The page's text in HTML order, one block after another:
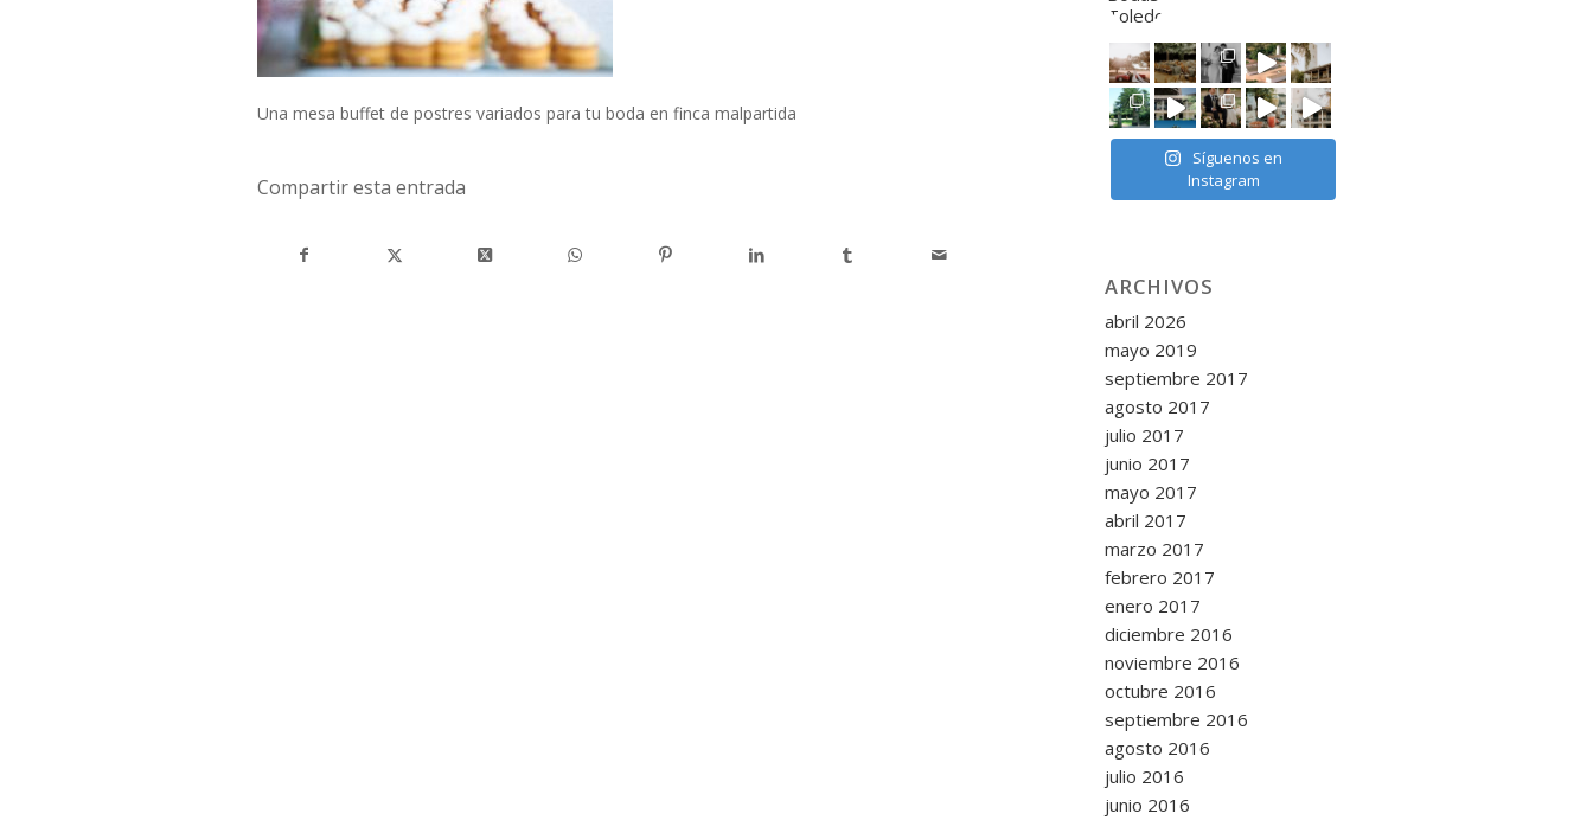
Una mesa buffet de postres variados para tu boda en finca malpartida
Compartir esta entrada
Síguenos en
Instagram
ARCHIVOS
abril 2026
mayo 2019
septiembre 2017
agosto 2017
julio 2017
junio 2017
mayo 2017
abril 2017
marzo 2017
febrero 2017
enero 2017
diciembre 2016
noviembre 2016
octubre 2016
septiembre 2016
agosto 2016
julio 2016
junio 2016